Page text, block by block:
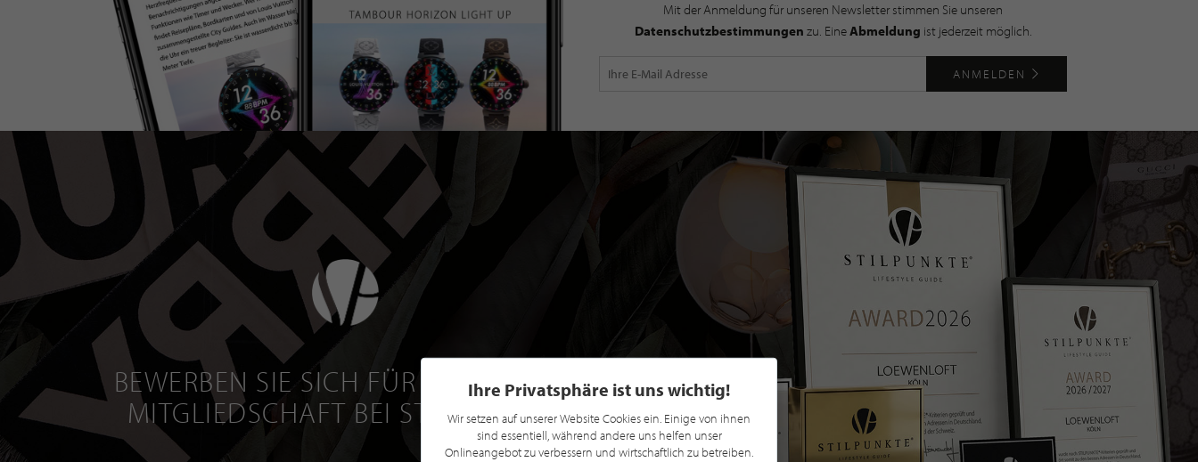
Mit der Anmeldung für unseren Newsletter stimmen Sie unseren
Datenschutzbestimmungen zu. EineAbmeldung ist jederzeit möglich.
ANMELDEN
BEWERBEN SIE SICH FÜR EINE GRATIS
MITGLIEDSCHAFT BEI STILPUNKTE®
Ihre Privatsphäre ist uns wichtig!
Wir setzen auf unserer Website Cookies ein. Einige von ihnen
sind essentiell, während andere uns helfen unser
Onlineangebot zu verbessern und wirtschaftlich zu betreiben.